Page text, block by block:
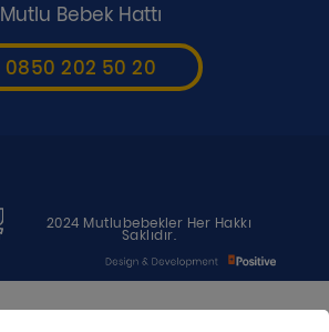
Mutlu Bebek Hattı
0850 202 50 20
2024 Mutlubebekler Her Hakkı
Saklıdır.